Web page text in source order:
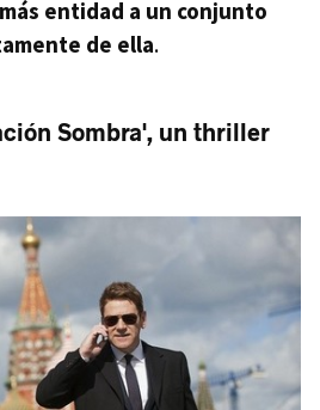
entidad a un conjunto
de ella.
Sombra', un thriller